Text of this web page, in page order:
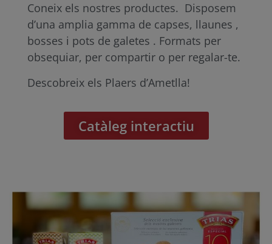
Coneix els nostres productes. Disposem
d’una amplia gamma de capses, llaunes ,
bosses i pots de galetes . Formats per
obsequiar, per compartir o per regalar-te.
Descobreix els Plaers d’Ametlla!
Catàleg interactiu